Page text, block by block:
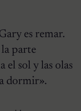
es remar.
parte
el sol y las olas
dormir».